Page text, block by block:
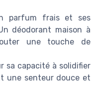
parfum frais et ses
déodorant maison à
une touche de
sa capacité à solidifier
une senteur douce et